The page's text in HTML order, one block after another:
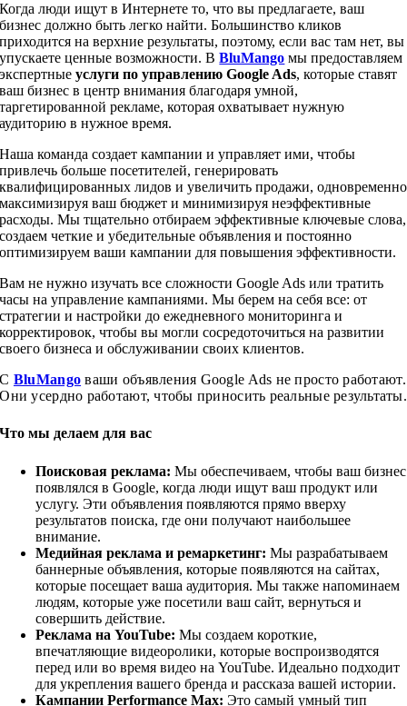
Когда люди ищут в Интернете то, что вы предлагаете, ваш
бизнес должно быть легко найти. Большинство кликов
приходится на верхние результаты, поэтому, если вас там нет, вы
упускаете ценные возможности. ВBluMango мы предоставляем
экспертныеуслуги по управлению Google Ads, которые ставят
ваш бизнес в центр внимания благодаря умной,
таргетированной рекламе, которая охватывает нужную
аудиторию в нужное время.
Наша команда создает кампании и управляет ими, чтобы
привлечь больше посетителей, генерировать
квалифицированных лидов и увеличить продажи, одновременно
максимизируя ваш бюджет и минимизируя неэффективные
расходы. Мы тщательно отбираем эффективные ключевые слова,
создаем четкие и убедительные объявления и постоянно
оптимизируем ваши кампании для повышения эффективности.
Вам не нужно изучать все сложности Google Ads или тратить
часы на управление кампаниями. Мы берем на себя все: от
стратегии и настройки до ежедневного мониторинга и
корректировок, чтобы вы могли сосредоточиться на развитии
своего бизнеса и обслуживании своих клиентов.
С BluMango ваши объявления Google Ads не просто работают.
Они усердно работают, чтобы приносить реальные результаты.
Что мы делаем для вас
Поисковая реклама: Мы обеспечиваем, чтобы ваш бизнес
появлялся в Google, когда люди ищут ваш продукт или
услугу. Эти объявления появляются прямо вверху
результатов поиска, где они получают наибольшее
внимание.
Медийная реклама и ремаркетинг: Мы разрабатываем
баннерные объявления, которые появляются на сайтах,
которые посещает ваша аудитория. Мы также напоминаем
людям, которые уже посетили ваш сайт, вернуться и
совершить действие.
Реклама на YouTube: Мы создаем короткие,
впечатляющие видеоролики, которые воспроизводятся
перед или во время видео на YouTube. Идеально подходит
для укрепления вашего бренда и рассказа вашей истории.
Кампании Performance Max: Это самый умный тип